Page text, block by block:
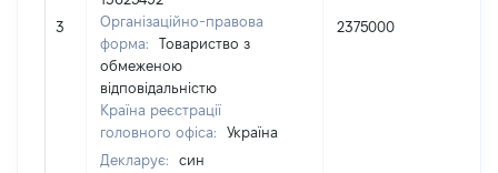
3
Організаційно-правова
форма:
Товариство з
обмеженою
відповідальністю
Країна реєстрації
головного офіса:
Україна
Декларує:
син
2375000